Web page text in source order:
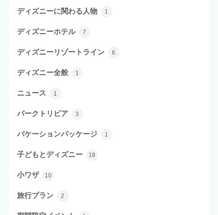
ディズニーに関わる人物 1
ディズニーホテル 7
ディズニーリゾートライン 6
ディズニー全般 1
ニュース 1
パークトリビア 3
バケーションパッケージ 1
子どもとディズニー 18
小ワザ 10
旅行プラン 2